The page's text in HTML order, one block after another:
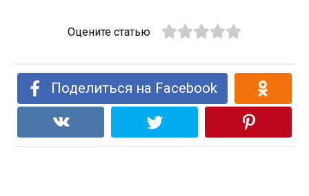
Оцените статью
Поделиться на Facebook